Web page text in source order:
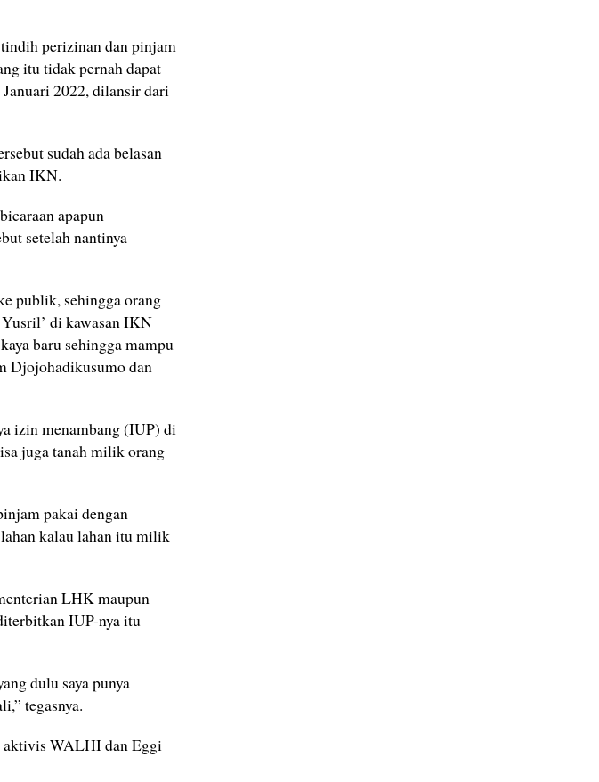
perizinan dan pinjam
itu tidak pernah dapat
2022, dilansir dari
sudah ada belasan
IKN.
apapun
setelah nantinya
publik, sehingga orang
di kawasan IKN
baru sehingga mampu
Djojohadikusumo dan
izin menambang (IUP) di
juga tanah milik orang
pakai dengan
kalau lahan itu milik
LHK maupun
IUP-nya itu
dulu saya punya
tegasnya.
aktivis WALHI dan Eggi